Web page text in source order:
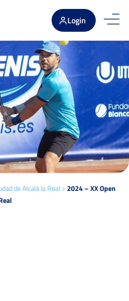
Login
de Alcalá la Real >2024 – XX Open